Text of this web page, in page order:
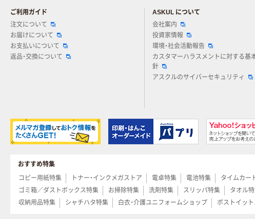
ご利用ガイド
注文について
お届けについて
お支払いについて
返品・交換について
ASKUL について
会社案内
投資家情報
環境・社会活動報告
カスタマーハラスメントに対する基
針
アスクルのサイバーセキュリティ
おすすめ特集
コピー用紙特集
トナー・インクメガストア 電卓特集 電池特集 タイムカー
ゴミ箱／ダストボックス特集
お掃除特集 洗剤特集 スリッパ特集 タオル
収納用品特集
シャチハタ特集 白衣・介護ユニフォームショップ ポストイッ